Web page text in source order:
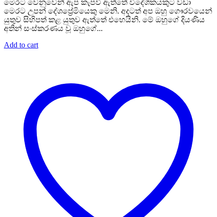
මෙරට වෙනුවෙන් ඇප කැපවී ඇත්තේ විදේශිකයකුට වඩා
මෙරට උපන් දේශප්‍රේමියෙකු මෙනි. අදටත් අප ඔහු ගෞරවයෙන්
යුතුව සිහිපත් කළ යුතුව ඇත්තේ එහෙයිනි. මේ ඔහුගේ දියණිය
අතින් සංස්කරණය වූ ඔහුගේ...
Add to cart